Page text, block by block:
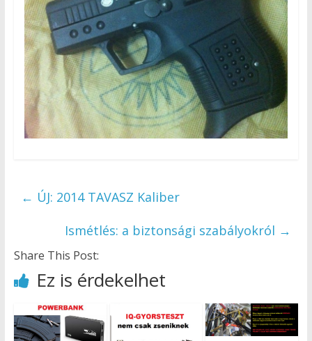
← ÚJ: 2014 TAVASZ Kaliber
Ismétlés: a biztonsági szabályokról →
Share This Post:
Ez is érdekelhet